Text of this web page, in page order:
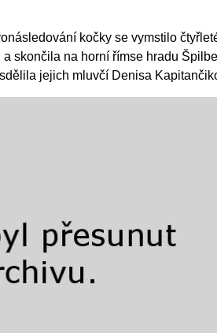
kočky se vymstilo
skončila na horní římse hradu
jejich mluvčí Denisa
městem známým pro zajímavé památky,
divadla a univerzity. Mimo jiné je
kde si můžete legálně a bezpečně
kasinové hry. V neustále kvetoucí
naleznete širokou nabídku her od